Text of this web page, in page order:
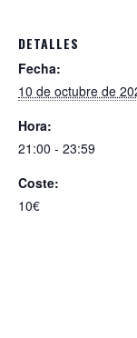
DETALLES
Fecha:
10 de octubre de
Hora:
21:00 - 23:59
Coste:
10€